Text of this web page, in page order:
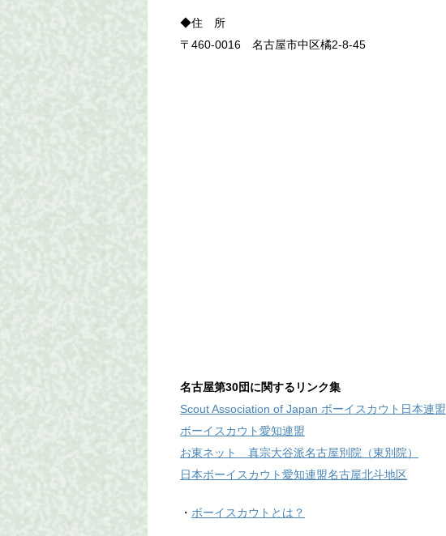
◆住 所
〒460-0016 名古屋市中区橘2-8-45
名古屋第30団に関するリンク集
Scout Association of Japan ボーイスカウト日本連盟
ボーイスカウト愛知連盟
お東ネット 真宗大谷派名古屋別院（東別院）
日本ボーイスカウト愛知連盟名古屋北斗地区
・ ボーイスカウトとは？